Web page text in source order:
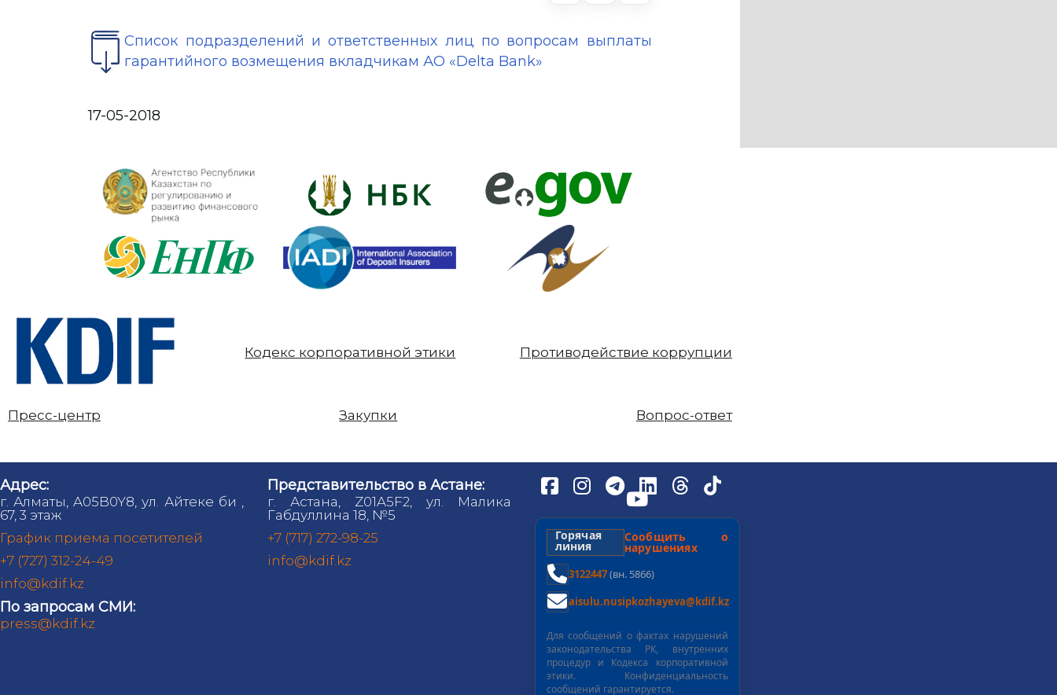
Список подразделений и ответственных лиц по вопросам выплаты
гарантийного возмещения вкладчикам АО «Delta Bank»
17-05-2018
Кодекс корпоративной этики Противодействие коррупции
Пресс-центр Закупки Вопрос-ответ
Адрес:
г. Алматы, A05B0Y8, ул. Айтеке би ,
67, 3 этаж
График приема посетителей
+7 (727) 312-24-49
info@kdif.kz
По запросам СМИ:
press@kdif.kz
Представительство в Астане:
г. Астана, Z01A5F2, ул. Малика
Габдуллина 18, №5
+7 (717) 272-98-25
info@kdif.kz
Горячая
линия
Сообщить о
нарушениях
3122447(вн. 5866)
aisulu.nusipkozhayeva@kdif.kz
Для сообщений о фактах нарушений
законодательства РК, внутренних
процедур и Кодекса корпоративной
этики. Конфиденциальность
сообщений гарантируется.